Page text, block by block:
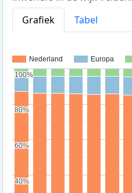
Grafiek
Tabel
Nederland Europa
40%
40%
60%
60%
80%
80%
100%
100%